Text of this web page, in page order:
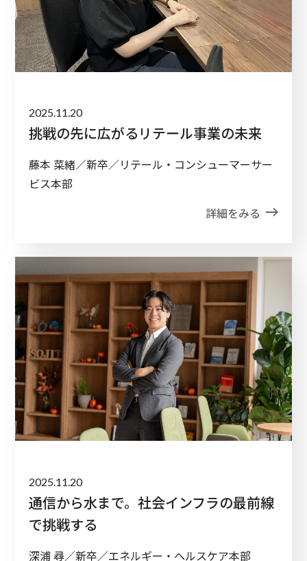
2025.11.20
挑戦の先に広がるリテール事業の未来
藤本 菜緒／新卒／リテール・コンシューマーサー
ビス本部
詳細をみる
2025.11.20
通信から水まで。社会インフラの最前線
で挑戦する
深浦 尋／新卒／エネルギー・ヘルスケア本部